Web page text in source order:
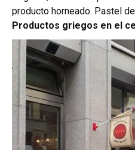
producto horneado. Pastel
Productos griegos en el